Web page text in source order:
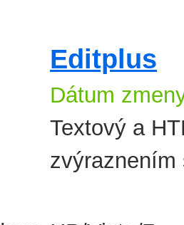
Editplus
Dátum
Textový a
zvýraznením